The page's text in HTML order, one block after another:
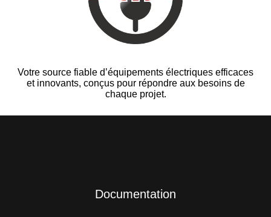
Votre source fiable d’équipements électriques efficaces
et innovants, conçus pour répondre aux besoins de
chaque projet.
Documentation